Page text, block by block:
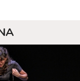
e di
sospesa nel
la